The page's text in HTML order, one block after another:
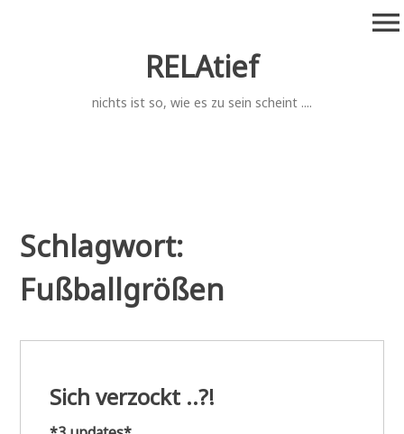
RELAtief
nichts ist so, wie es zu sein scheint ....
menu
Schlagwort:
Fußballgrößen
Sich verzockt ..?!